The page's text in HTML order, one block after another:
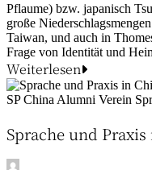
Pflaume) bzw. japanisch
große
Taiwan, und auch in
Frage von Identität und
Weiterlesen
SP China Alumni Verein
Sprache und